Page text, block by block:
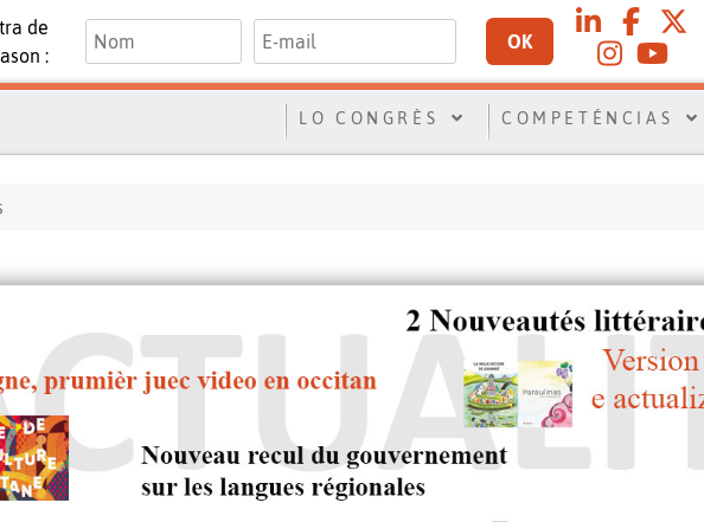
de
:
OK
LO CONGRÈS COMPETÉNCIAS